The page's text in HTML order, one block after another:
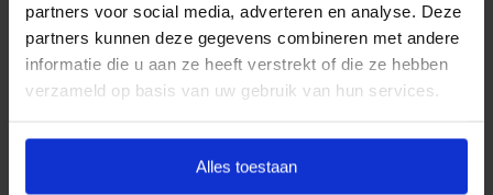
partners voor social media, adverteren en analyse. Deze
partners kunnen deze gegevens combineren met andere
informatie die u aan ze heeft verstrekt of die ze hebben
verzameld op basis van uw gebruik van hun services.
Alles toestaan
Door met vaste uitvaartpakketten te werken, kan
Goedkope Uitvaart24 u een goed verzorgde en
waardige crematie in Hellevoetsluis tegen een eerlijk
tarief garanderen.
ontvangen? Goedkope Uitvaart24 is 24 uur per dag